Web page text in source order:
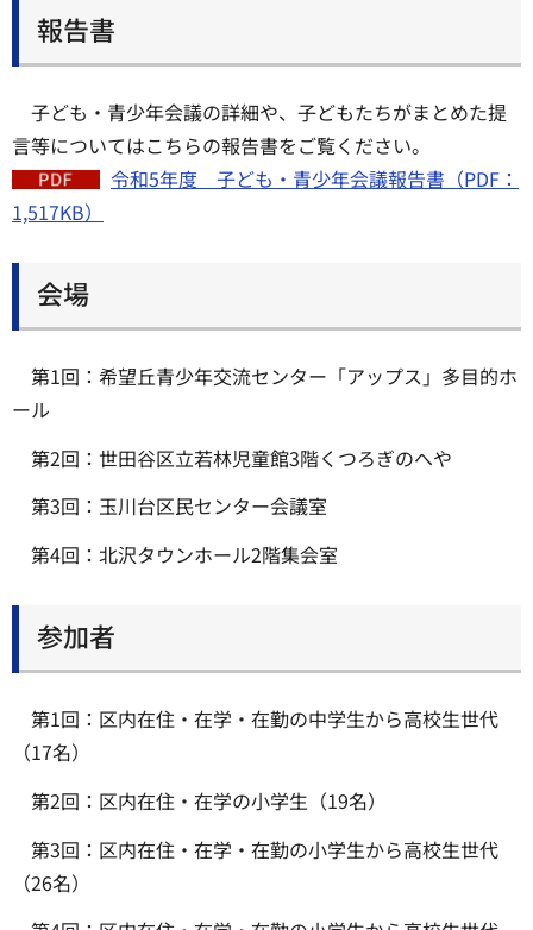
報告書
子ども・青少年会議の詳細や、子どもたちがまとめた提
言等についてはこちらの報告書をご覧ください。
令和5年度 子ども・青少年会議報告書（PDF：
1,517KB）
会場
第1回：希望丘青少年交流センター「アップス」多目的ホ
ール
第2回：世田谷区立若林児童館3階くつろぎのへや
第3回：玉川台区民センター会議室
第4回：北沢タウンホール2階集会室
参加者
第1回：区内在住・在学・在勤の中学生から高校生世代
（17名）
第2回：区内在住・在学の小学生（19名）
第3回：区内在住・在学・在勤の小学生から高校生世代
（26名）